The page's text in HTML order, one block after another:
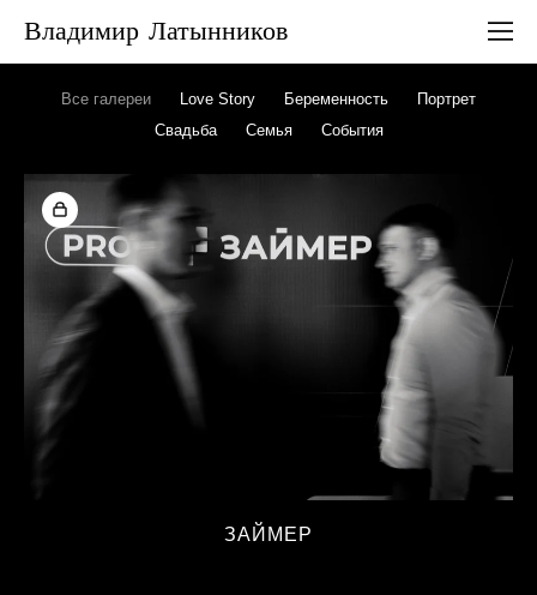
Владимир Латынников
Все галереи Love Story Беременность
Портрет
Свадьба
Семья События
ЗАЙМЕР